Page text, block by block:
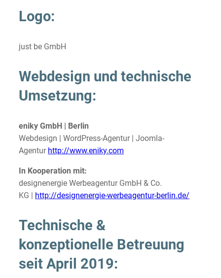
Logo:
just be GmbH
Webdesign und technische
Umsetzung:
eniky GmbH | Berlin
Webdesign | WordPress-Agentur | Joomla-
Agentur http://www.eniky.com
In Kooperation mit:
designenergie Werbeagentur GmbH & Co.
KG | http://designenergie-werbeagentur-berlin.de/
Technische &
konzeptionelle Betreuung
seit April 2019: